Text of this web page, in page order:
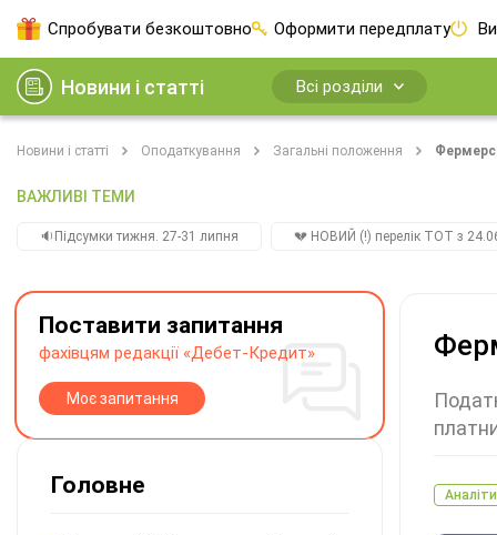
Спробувати безкоштовно Оформити передплату
Новини і статті Всі розділи
Новини і статті Оподаткування Загальні положення
ВАЖЛИВІ ТЕМИ
🔉Підсумки тижня. 27-31 липня 💔 НОВИЙ (!) перелік ТОТ з
Поставити запитання
фахівцям редакції «Дебет-Кредит»
Моє запитання
Головне